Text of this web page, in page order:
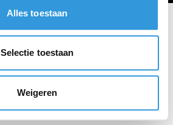
Alles toestaan
Selectie toestaan
Weigeren